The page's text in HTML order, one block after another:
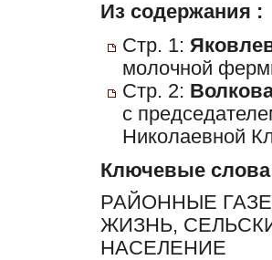
Из содержания :
Стр. 1:
молочной
Стр. 2:
с
Николаевной
Ключевые слова
РАЙОННЫЕ
ЖИЗНЬ,
НАСЕЛЕНИЕ